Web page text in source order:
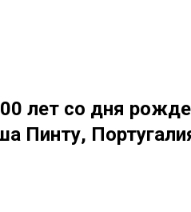
лет со дня
Пинту,